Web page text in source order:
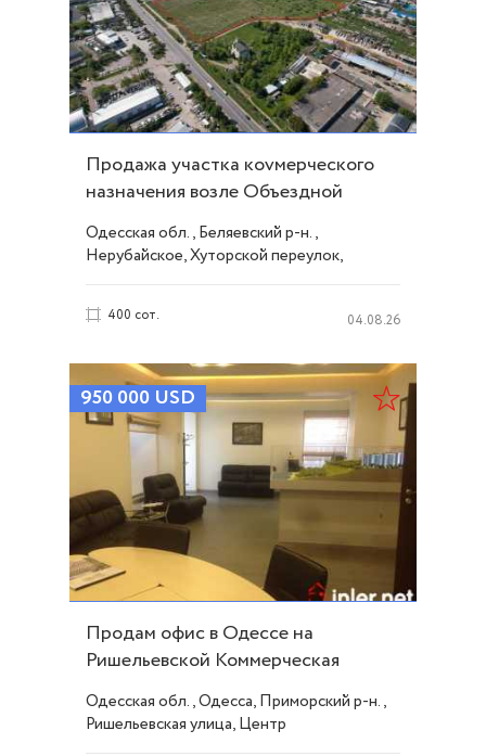
Продажа участка коvмерческого
назначения возле Объездной
дороги Одессы ID 54342
Одесская обл., Беляевский р-н.,
Нерубайское, Хуторской переулок,
400 сот. 04.08.26
950 000 USD
Продам офис в Одессе на
Ришельевской Коммерческая
недвижимость. ID 489
Одесская обл., Одесса, Приморский р-н.,
Ришельевская улица, Центр